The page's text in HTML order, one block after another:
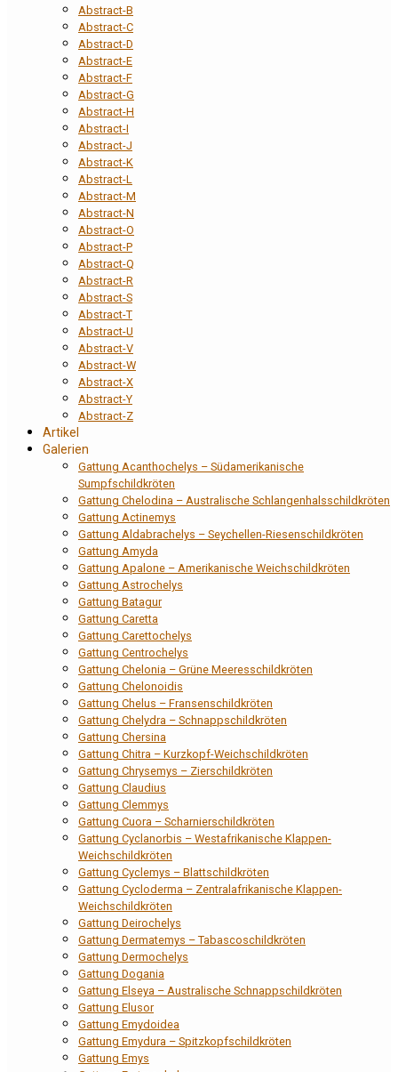
Abstract-B
Abstract-C
Abstract-D
Abstract-E
Abstract-F
Abstract-G
Abstract-H
Abstract-I
Abstract-J
Abstract-K
Abstract-L
Abstract-M
Abstract-N
Abstract-O
Abstract-P
Abstract-Q
Abstract-R
Abstract-S
Abstract-T
Abstract-U
Abstract-V
Abstract-W
Abstract-X
Abstract-Y
Abstract-Z
Artikel
Galerien
Gattung Acanthochelys – Südamerikanische
Sumpfschildkröten
Gattung Chelodina – Australische Schlangenhalsschildkröten
Gattung Actinemys
Gattung Aldabrachelys – Seychellen-Riesenschildkröten
Gattung Amyda
Gattung Apalone – Amerikanische Weichschildkröten
Gattung Astrochelys
Gattung Batagur
Gattung Caretta
Gattung Carettochelys
Gattung Centrochelys
Gattung Chelonia – Grüne Meeresschildkröten
Gattung Chelonoidis
Gattung Chelus – Fransenschildkröten
Gattung Chelydra – Schnappschildkröten
Gattung Chersina
Gattung Chitra – Kurzkopf-Weichschildkröten
Gattung Chrysemys – Zierschildkröten
Gattung Claudius
Gattung Clemmys
Gattung Cuora – Scharnierschildkröten
Gattung Cyclanorbis – Westafrikanische Klappen-
Weichschildkröten
Gattung Cyclemys – Blattschildkröten
Gattung Cycloderma – Zentralafrikanische Klappen-
Weichschildkröten
Gattung Deirochelys
Gattung Dermatemys – Tabascoschildkröten
Gattung Dermochelys
Gattung Dogania
Gattung Elseya – Australische Schnappschildkröten
Gattung Elusor
Gattung Emydoidea
Gattung Emydura – Spitzkopfschildkröten
Gattung Emys